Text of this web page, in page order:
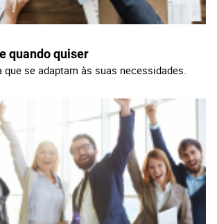
quando quiser
que se adaptam às suas necessidades.